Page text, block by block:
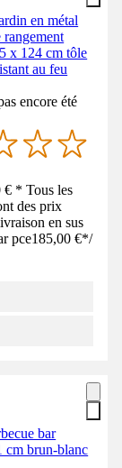
en métal
rangement
x 124 cm tôle
au feu
encore été
* Tous les
des prix
en sus
pce185,00 €*/
bar
cm brun-blanc